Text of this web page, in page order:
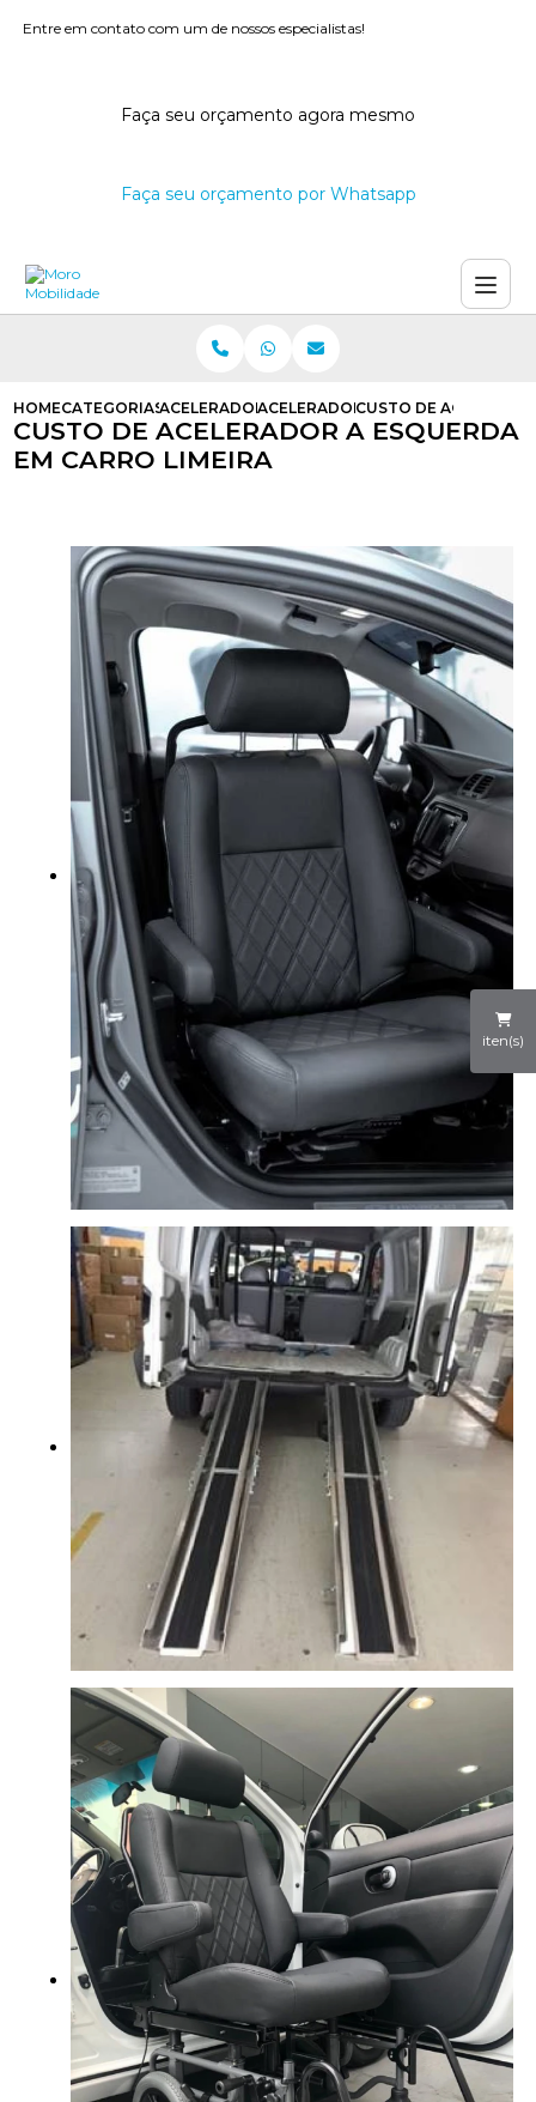
Entre em contato com um de nossos especialistas!
Faça seu orçamento agora mesmo
Faça seu orçamento por Whatsapp
iten(s)
HOMECATEGORIASACELERADORES A ESQUERDA
ACELERADOR A ESQUERDA PCD
CUSTO DE
CUSTO DE ACELERADOR A ESQUERDA
EM CARRO LIMEIRA